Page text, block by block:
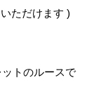
ただけます )
トのルースで